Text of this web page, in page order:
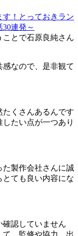
！とっておきラン
連発～
とで石原良純さ ん
感なので、是非観て
たくさんあるんです
たい点が一つあり
た製作会社さんに誠
ても良い内容にな
確認していません
、監修や協力、出